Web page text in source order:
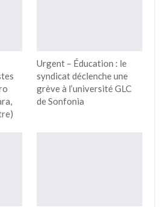
Urgent – Éducation : le
syndicat déclenche une
grève à l’université GLC
de Sonfonia